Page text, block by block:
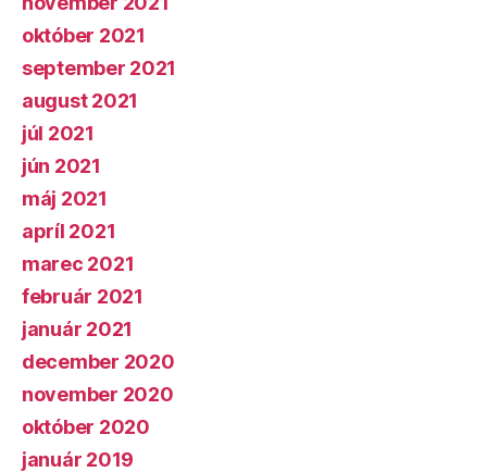
október 2021
september 2021
august 2021
júl 2021
jún 2021
máj 2021
apríl 2021
marec 2021
február 2021
január 2021
december 2020
november 2020
október 2020
január 2019